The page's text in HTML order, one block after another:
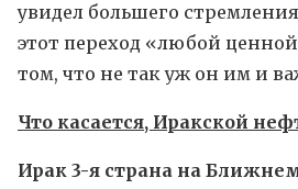
увидел большего
этот переход «любой
том, что не так уж он им и
Что касается, Иракской
Ирак 3-я страна на